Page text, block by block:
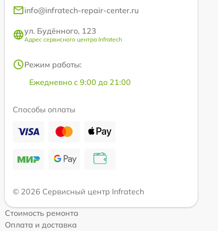
info@infratech-repair-center.ru
ул. Будённого, 123
Адрес сервисного центра Infratech
Режим работы:
Ежедневно с 9:00 до 21:00
Способы оплаты
© 2026 Сервисный центр Infratech
Стоимость ремонта
Оплата и доставка